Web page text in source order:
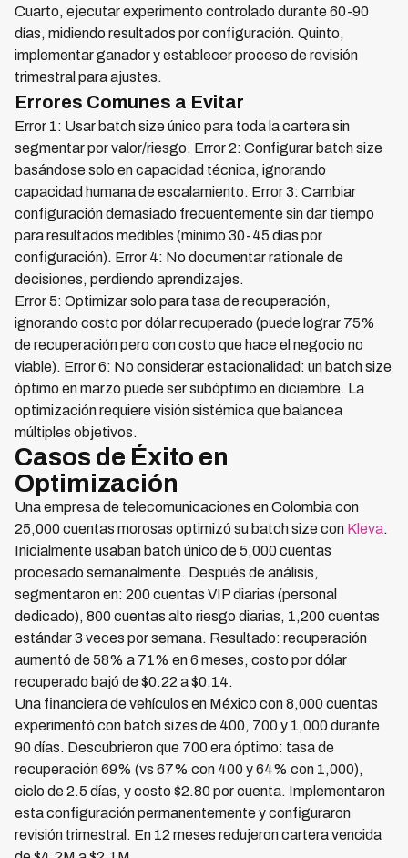
Cuarto, ejecutar experimento controlado durante 60-90
días, midiendo resultados por configuración. Quinto,
implementar ganador y establecer proceso de revisión
trimestral para ajustes.
Errores Comunes a Evitar
Error 1: Usar batch size único para toda la cartera sin
segmentar por valor/riesgo. Error 2: Configurar batch size
basándose solo en capacidad técnica, ignorando
capacidad humana de escalamiento. Error 3: Cambiar
configuración demasiado frecuentemente sin dar tiempo
para resultados medibles (mínimo 30-45 días por
configuración). Error 4: No documentar rationale de
decisiones, perdiendo aprendizajes.
Error 5: Optimizar solo para tasa de recuperación,
ignorando costo por dólar recuperado (puede lograr 75%
de recuperación pero con costo que hace el negocio no
viable). Error 6: No considerar estacionalidad: un batch size
óptimo en marzo puede ser subóptimo en diciembre. La
optimización requiere visión sistémica que balancea
múltiples objetivos.
Casos de Éxito en
Optimización
Una empresa de telecomunicaciones en Colombia con
25,000 cuentas morosas optimizó su batch size con Kleva.
Inicialmente usaban batch único de 5,000 cuentas
procesado semanalmente. Después de análisis,
segmentaron en: 200 cuentas VIP diarias (personal
dedicado), 800 cuentas alto riesgo diarias, 1,200 cuentas
estándar 3 veces por semana. Resultado: recuperación
aumentó de 58% a 71% en 6 meses, costo por dólar
recuperado bajó de $0.22 a $0.14.
Una financiera de vehículos en México con 8,000 cuentas
experimentó con batch sizes de 400, 700 y 1,000 durante
90 días. Descubrieron que 700 era óptimo: tasa de
recuperación 69% (vs 67% con 400 y 64% con 1,000),
ciclo de 2.5 días, y costo $2.80 por cuenta. Implementaron
esta configuración permanentemente y configuraron
revisión trimestral. En 12 meses redujeron cartera vencida